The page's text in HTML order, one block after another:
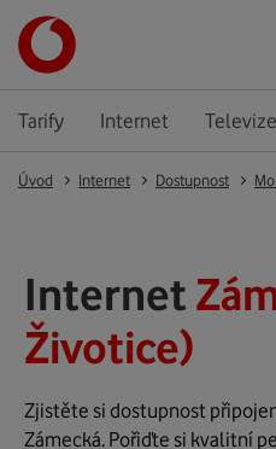
Tarify Internet Televize
Úvod Internet Dostupnost
Internet
Životice)
Zjistěte si dostupnost
Zámecká. Pořiďte si kvalitní